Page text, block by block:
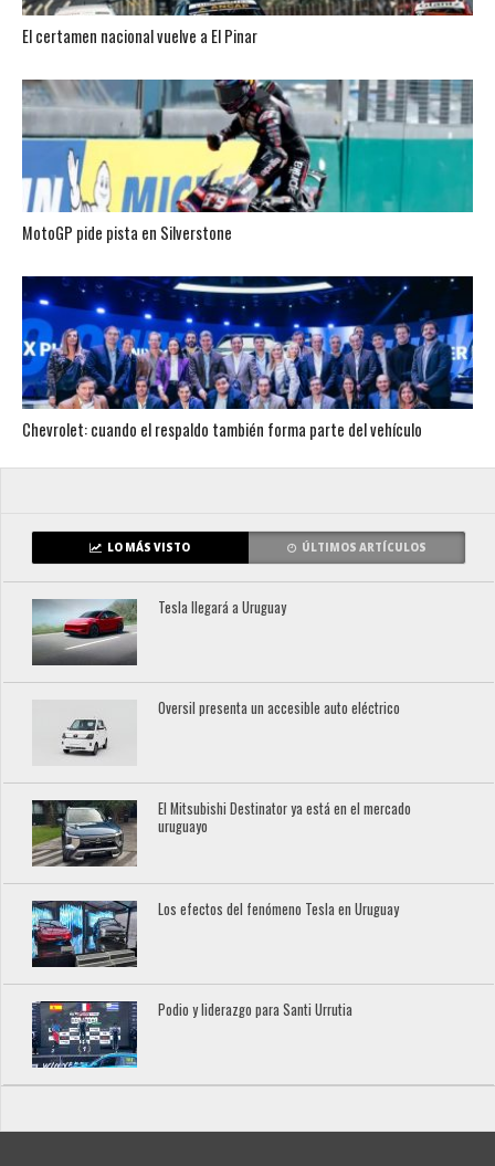
El certamen nacional vuelve a El Pinar
MotoGP pide pista en Silverstone
Chevrolet: cuando el respaldo también forma parte del vehículo
LO MÁS VISTO ÚLTIMOS ARTÍCULOS
Tesla llegará a Uruguay
Oversil presenta un accesible auto eléctrico
El Mitsubishi Destinator ya está en el mercado
uruguayo
Los efectos del fenómeno Tesla en Uruguay
Podio y liderazgo para Santi Urrutia